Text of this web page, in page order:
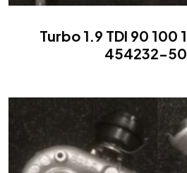
Turbo 1.9 TDI 90 100
454232-